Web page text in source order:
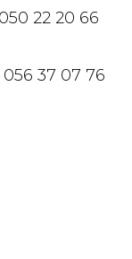
22 20 66
37 07 76